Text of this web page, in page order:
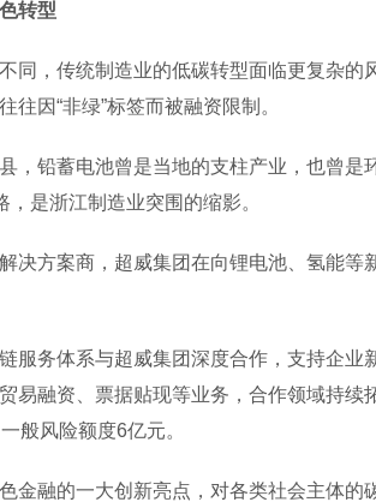
转型
，传统制造业的低碳转型面临更复杂的
往因“非绿”标签而被融资限制。
铅蓄电池曾是当地的支柱产业，也曾是
，是浙江制造业突围的缩影。
方案商，超威集团在向锂电池、氢能等
务体系与超威集团深度合作，支持企业
易融资、票据贴现等业务，合作领域持续
般风险额度6亿元。
融的一大创新亮点，对各类社会主体的